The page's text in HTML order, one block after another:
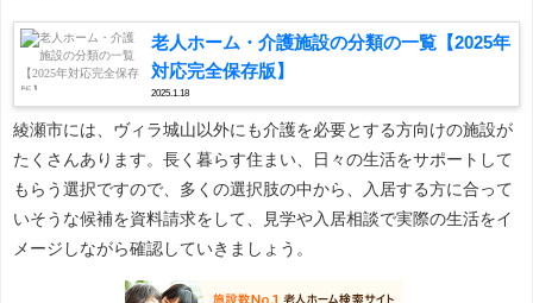
老人ホーム・介護施設の分類の一覧【2025年
対応完全保存版】
2025.1.18
綾瀬市には、ヴィラ城山以外にも介護を必要とする方向けの施設が
たくさんあります。長く暮らす住まい、日々の生活をサポートして
もらう選択ですので、多くの選択肢の中から、入居する方に合って
いそうな候補を資料請求をして、見学や入居相談で実際の生活をイ
メージしながら確認していきましょう。